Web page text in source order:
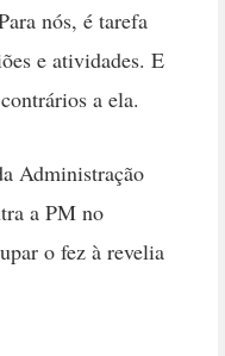
nós, é tarefa
e atividades. E
a ela.
Administração
a PM no
o fez à revelia